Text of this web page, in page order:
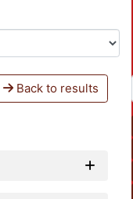
Back to results